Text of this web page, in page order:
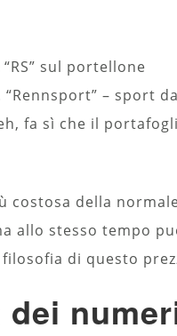
sul portellone
– sport da
fa sì che il
costosa della
allo stesso tempo
di questo
dei